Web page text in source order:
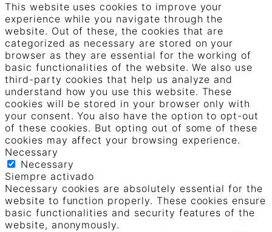
This website uses cookies to improve your
experience while you navigate through the
website. Out of these, the cookies that are
categorized as necessary are stored on your
browser as they are essential for the working of
basic functionalities of the website. We also use
third-party cookies that help us analyze and
understand how you use this website. These
cookies will be stored in your browser only with
your consent. You also have the option to opt-out
of these cookies. But opting out of some of these
cookies may affect your browsing experience.
Necessary
Necessary
Siempre activado
Necessary cookies are absolutely essential for the
website to function properly. These cookies ensure
basic functionalities and security features of the
website, anonymously.